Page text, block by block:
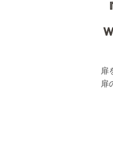
U
n
扉
扉